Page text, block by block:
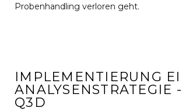
Probenhandling verloren geht.
IMPLEMENTIERUNG
ANALYSENSTRATEGIE
Q3D